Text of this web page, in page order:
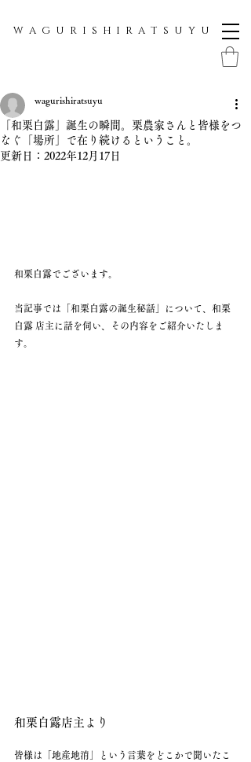
W A G U R I S H I R A T S U Y U
「和栗白露」誕生の瞬間。栗農家さんと皆様をつ
なぐ「場所」で在り続けるということ。
wagurishiratsuyu
更新日： 2022年12月17日
和栗白露でございます。
当記事では「和栗白露の誕生秘話」について、和栗
白露 店主に話を伺い、その内容をご紹介いたしま
す。
和栗白露店主より
皆様は「地産地消」という言葉をどこかで聞いたこ